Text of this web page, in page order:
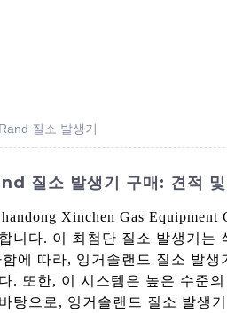
질소 발생기
질소 발생기 구매: 견적 및
Xinchen Gas
니다. 이 최첨단 질소 발생기
에 따라, 잉거솔랜드 질소 발
. 또한, 이 시스템은 높은 수준
탕으로, 잉거솔랜드 질소 발생